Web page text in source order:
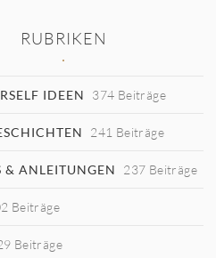
RUBRIKEN
IDEEN 374 Beiträge
241 Beiträge
& ANLEITUNGEN 237 Beiträge
Beiträge
Beiträge